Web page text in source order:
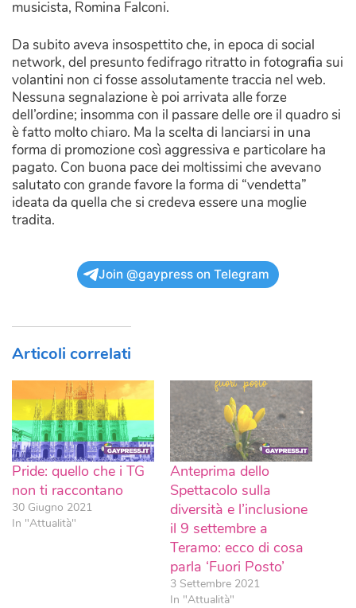
musicista, Romina Falconi.
Da subito aveva insospettito che, in epoca di social
network, del presunto fedifrago ritratto in fotografia sui
volantini non ci fosse assolutamente traccia nel web.
Nessuna segnalazione è poi arrivata alle forze
dell’ordine; insomma con il passare delle ore il quadro si
è fatto molto chiaro. Ma la scelta di lanciarsi in una
forma di promozione così aggressiva e particolare ha
pagato. Con buona pace dei moltissimi che avevano
salutato con grande favore la forma di “vendetta”
ideata da quella che si credeva essere una moglie
tradita.
Join @gaypress on Telegram
Articoli correlati
Pride: quello che i TG
non ti raccontano
30 Giugno 2021
In "Attualità"
Anteprima dello
Spettacolo sulla
diversità e l’inclusione
il 9 settembre a
Teramo: ecco di cosa
parla ‘Fuori Posto’
3 Settembre 2021
In "Attualità"